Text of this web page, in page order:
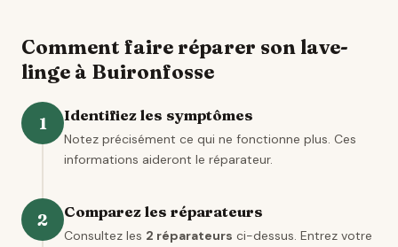
Comment faire réparer son lave-
linge à Buironfosse
1 Identifiez les symptômes
Notez précisément ce qui ne fonctionne plus. Ces
informations aideront le réparateur.
2 Comparez les réparateurs
Consultez les 2 réparateurs ci-dessus. Entrez votre